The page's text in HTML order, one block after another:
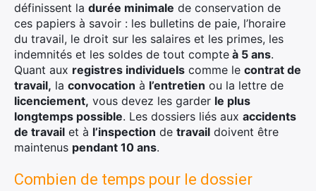
définissent la durée minimale de conservation de
ces papiers à savoir : les bulletins de paie, l’horaire
du travail, le droit sur les salaires et les primes, les
indemnités et les soldes de tout compte à 5 ans.
Quant aux registres individuels comme le contrat de
travail, la convocation à l’entretien ou la lettre de
licenciement, vous devez les garder le plus
longtemps possible. Les dossiers liés aux accidents
de travail et à l’inspection de travail doivent être
maintenus pendant 10 ans.
Combien de temps pour le dossier